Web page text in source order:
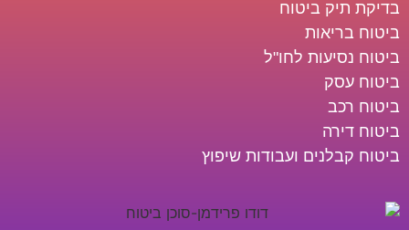
בדיקת תיק ביטוח
ביטוח בריאות
ביטוח נסיעות לחו"ל
ביטוח עסק
ביטוח רכב
ביטוח דירה
ביטוח קבלנים ועבודות שיפוץ